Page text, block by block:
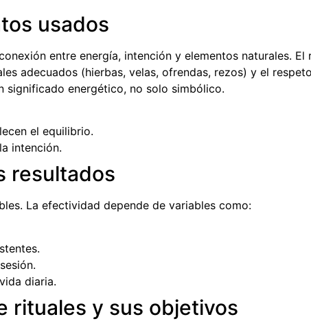
usados
entre energía, intención y elementos naturales.
adecuados (hierbas, velas, ofrendas, rezos) y el
significado energético, no solo simbólico.
el equilibrio.
intención.
resultados
La efectividad depende de variables como:
diaria.
rituales y sus objetivos